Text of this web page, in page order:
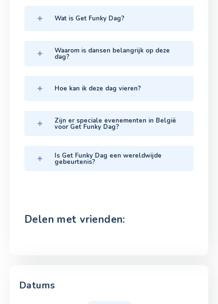
Wat is Get Funky Dag?
Waarom is dansen belangrijk op deze
dag?
Hoe kan ik deze dag vieren?
Zijn er speciale evenementen in België
voor Get Funky Dag?
Is Get Funky Dag een wereldwijde
gebeurtenis?
Delen met vrienden:
Datums